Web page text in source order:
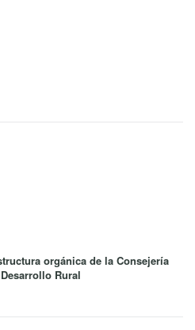
orgánica de la Consejería
Rural